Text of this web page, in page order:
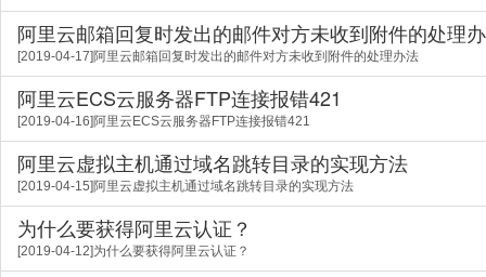
阿里云邮箱回复时发出的邮件对方未收到附件的处理
[2019-04-17]阿里云邮箱回复时发出的邮件对方未收到附件的处理办法
阿里云ECS云服务器FTP连接报错421
[2019-04-16]阿里云ECS云服务器FTP连接报错421
阿里云虚拟主机通过域名跳转目录的实现方法
[2019-04-15]阿里云虚拟主机通过域名跳转目录的实现方法
为什么要获得阿里云认证？
[2019-04-12]为什么要获得阿里云认证？